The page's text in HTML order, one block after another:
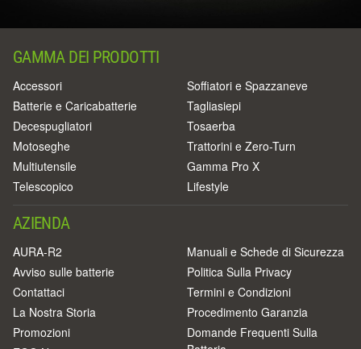
GAMMA DEI PRODOTTI
Accessori
Batterie e Caricabatterie
Decespugliatori
Motoseghe
Multiutensile
Telescopico
Soffiatori e Spazzaneve
Tagliasiepi
Tosaerba
Trattorini e Zero-Turn
Gamma Pro X
Lifestyle
AZIENDA
AURA-R2
Avviso sulle batterie
Contattaci
La Nostra Storia
Promozioni
Manuali e Schede di Sicurezza
Politica Sulla Privacy
Termini e Condizioni
Procedimento Garanzia
Domande Frequenti Sulla